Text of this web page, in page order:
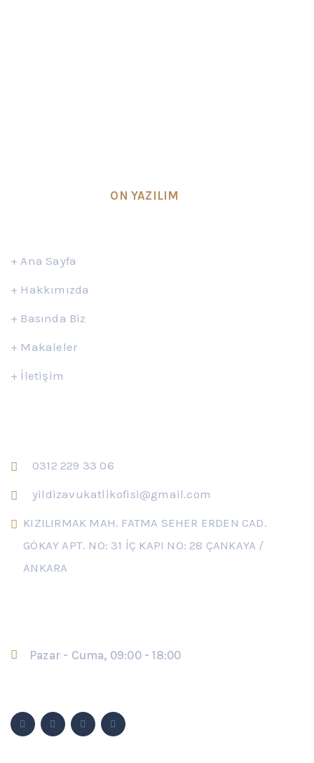
ON YAZILIM
+Ana Sayfa
+ Hakkımızda
+ Basında Biz
+ Makaleler
+ İletişim
0312 229 33 06
yildizavukatlikofisi@gmail.com
KIZILIRMAK MAH. FATMA SEHER ERDEN CAD.
GÖKAY APT. NO: 31 İÇ KAPI NO: 28 ÇANKAYA /
ANKARA
Pazar - Cuma, 09:00 - 18:00